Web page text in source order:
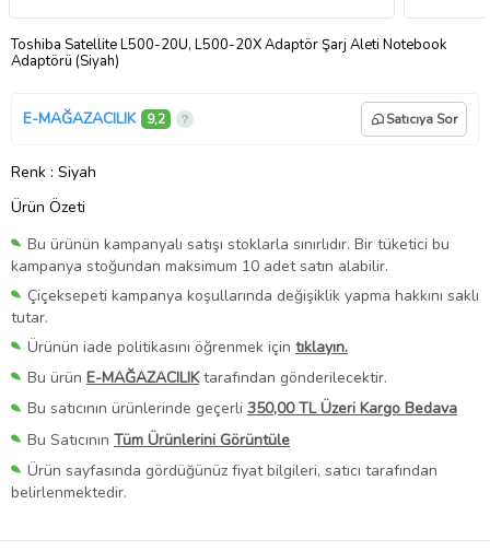
Toshiba Satellite L500-20U, L500-20X Adaptör Şarj Aleti Notebook
Adaptörü (Siyah)
E-MAĞAZACILIK 9,2 Satıcıya Sor
Renk : Siyah
Ürün Özeti
Bu ürünün kampanyalı satışı stoklarla sınırlıdır. Bir tüketici bu
kampanya stoğundan maksimum 10 adet satın alabilir.
Çiçeksepeti kampanya koşullarında değişiklik yapma hakkını saklı
tutar.
Ürünün iade politikasını öğrenmek için tıklayın.
Bu ürün E-MAĞAZACILIKtarafından gönderilecektir.
Bu satıcının ürünlerinde geçerli 350,00 TL Üzeri Kargo Bedava
Bu Satıcının Tüm Ürünlerini Görüntüle
Ürün sayfasında gördüğünüz fiyat bilgileri, satıcı tarafından
belirlenmektedir.